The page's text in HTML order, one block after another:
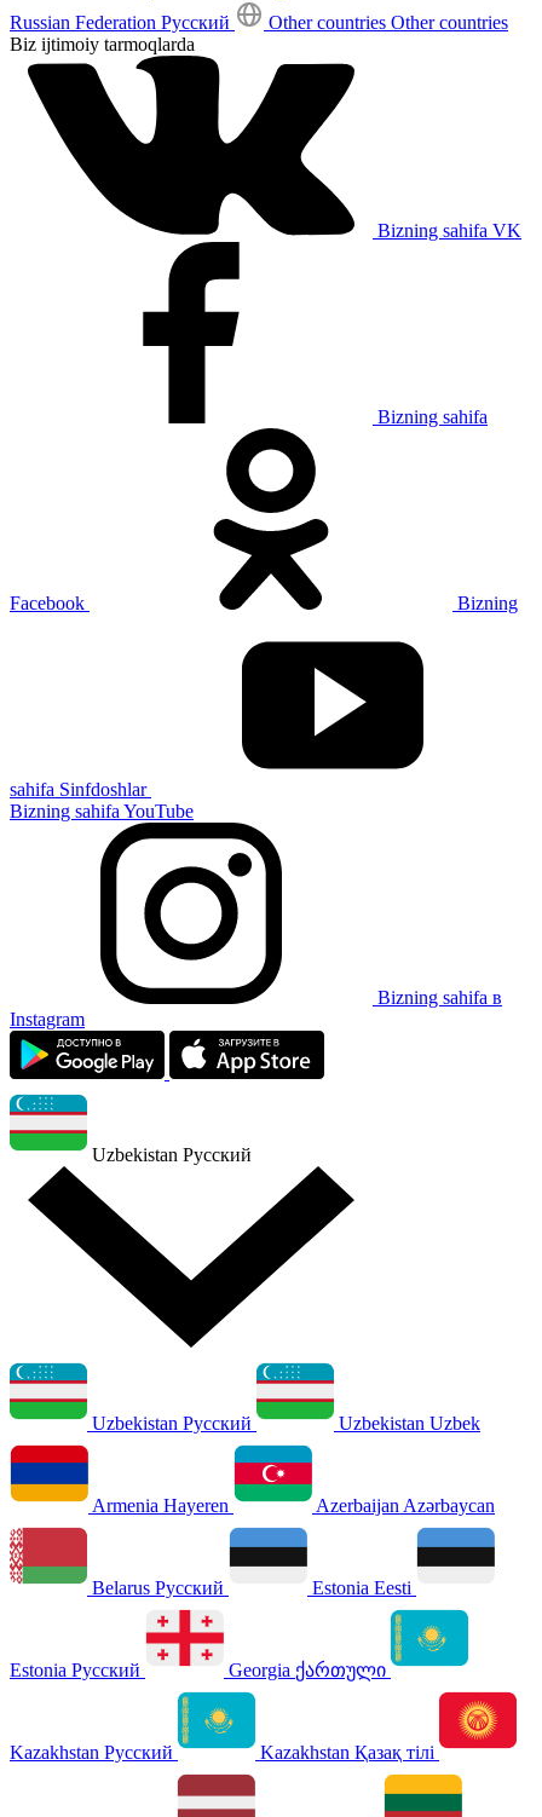
Russian Federation Русский Other countries Other countries
Biz ijtimoiy tarmoqlarda
Bizning sahifa VK
Bizning sahifa
Facebook Bizning
sahifa Sinfdoshlar
Bizning sahifa YouTube
Bizning sahifa в
Instagram
Uzbekistan Русский
Uzbekistan Русский Uzbekistan Uzbek
Armenia Hayeren Azerbaijan Azərbaycan
Belarus Русский Estonia Eesti
Estonia Русский Georgia ქართული
Kazakhstan Русский Kazakhstan Қазақ тілі